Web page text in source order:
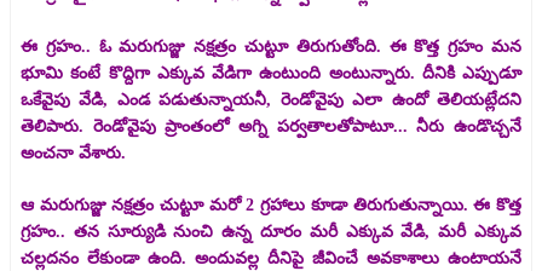
ఈ గ్రహం.. ఓ మరుగుజ్జు నక్షత్రం చుట్టూ తిరుగుతోంది. ఈ కొత్త గ్రహం మన
భూమి కంటే కొద్దిగా ఎక్కువ వేడిగా ఉంటుంది అంటున్నారు. దీనికి ఎప్పుడూ
ఒకేవైపు వేడి, ఎండ పడుతున్నాయనీ, రెండోవైపు ఎలా ఉందో తెలియట్లేదని
తెలిపారు. రెండోవైపు ప్రాంతంలో అగ్ని పర్వతాలతోపాటూ... నీరు ఉండొచ్చనే
అంచనా వేశారు.
ఆ మరుగుజ్జు నక్షత్రం చుట్టూ మరో 2 గ్రహాలు కూడా తిరుగుతున్నాయి. ఈ కొత్త
గ్రహం.. తన సూర్యుడి నుంచి ఉన్న దూరం మరీ ఎక్కువ వేడి, మరీ ఎక్కువ
చల్లదనం లేకుండా ఉంది. అందువల్ల దీనిపై జీవించే అవకాశాలు ఉంటాయనే